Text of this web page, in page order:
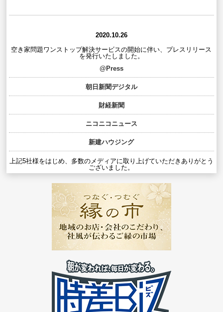
2020.10.26
空き家問題ワンストップ解決サービスの開始に伴い、プレスリリース
を発行いたしました。
@Press
朝日新聞デジタル
財経新聞
ニコニコニュース
新建ハウジング
上記5社様をはじめ、多数のメディアに取り上げていただきありがとう
ございました。